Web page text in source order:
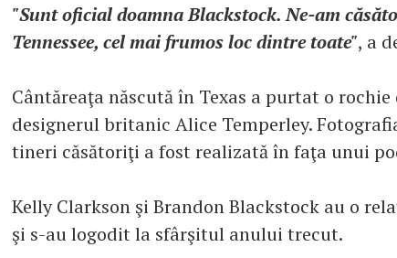
"Sunt oficial doamna Blackstock. Ne-am
Tennessee, cel mai frumos loc dintre toate", a
Cântăreaţa născută în Texas a purtat o rochie
designerul britanic Alice Temperley.
tineri căsătoriţi a fost realizată în faţa unui
Kelly Clarkson şi Brandon Blackstock au o
şi s-au logodit la sfârşitul anului trecut.